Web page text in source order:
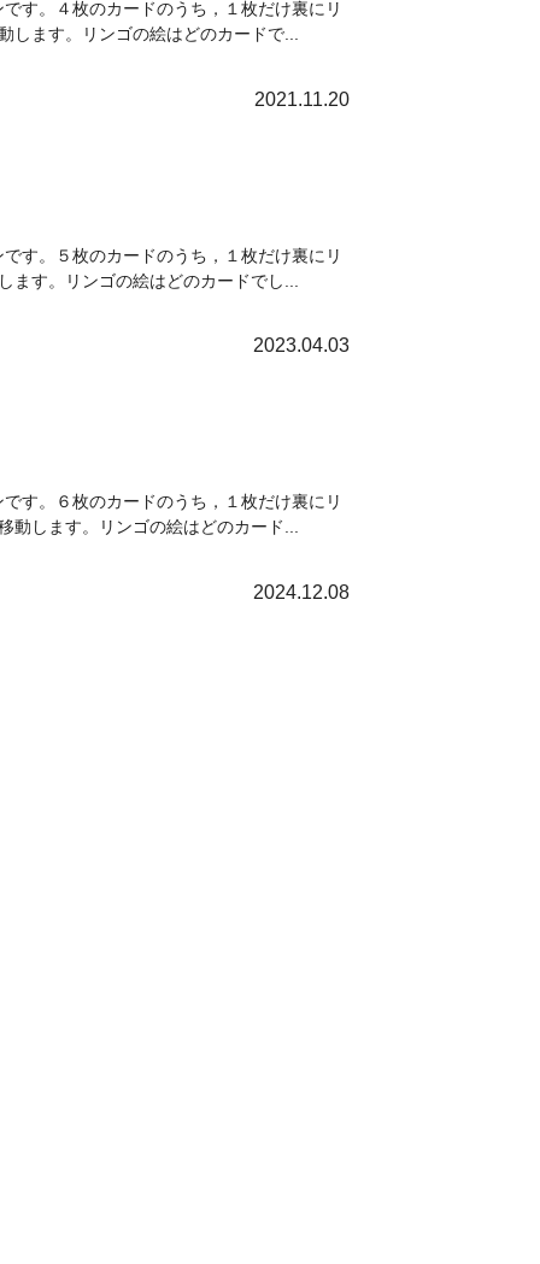
す。４枚のカードのうち，１枚だけ裏にリ
します。リンゴの絵はどのカードで...
2021.11.20
す。５枚のカードのうち，１枚だけ裏にリ
す。リンゴの絵はどのカードでし...
2023.04.03
す。６枚のカードのうち，１枚だけ裏にリ
動します。リンゴの絵はどのカード...
2024.12.08